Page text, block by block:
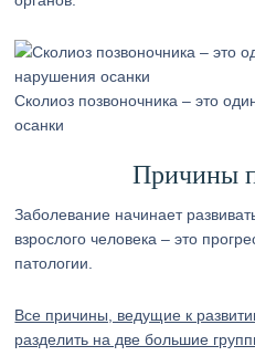
Сколиоз позвоночника – это
осанки
Причины
Заболевание начинает
взрослого человека – это
патологии.
Все причины, ведущие к
разделить на две большие